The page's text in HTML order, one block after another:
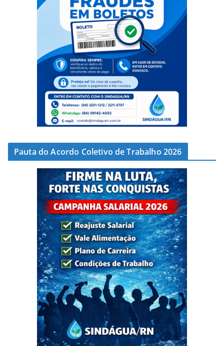
Pauta do Acordo Coletivo de Trabalho 2026